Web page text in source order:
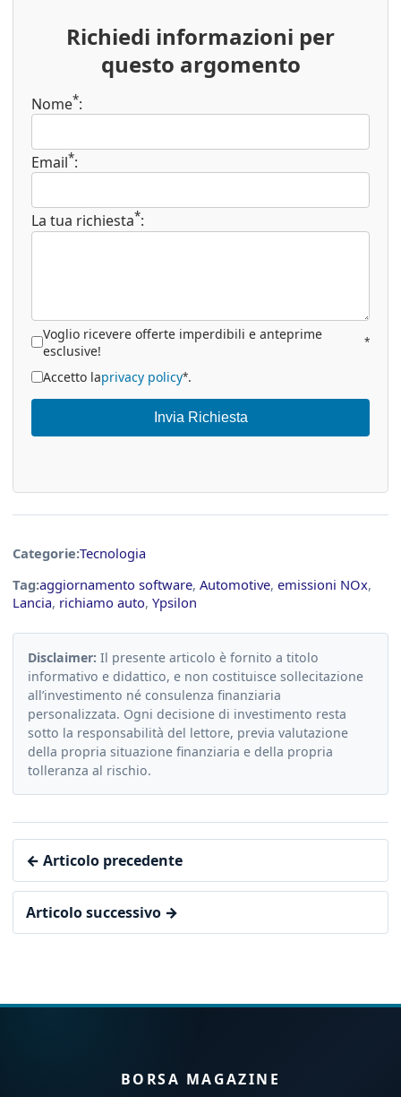
Richiedi informazioni per
questo argomento
Nome*:
Email*:
La tua richiesta*:
Voglio ricevere offerte imperdibili e anteprime
esclusive!
*
Accetto laprivacy policy*.
Invia Richiesta
Categorie:Tecnologia
Tag:aggiornamento software, Automotive, emissioni NOx,
Lancia, richiamo auto, Ypsilon
Disclaimer: Il presente articolo è fornito a titolo
informativo e didattico, e non costituisce sollecitazione
all’investimento né consulenza finanziaria
personalizzata. Ogni decisione di investimento resta
sotto la responsabilità del lettore, previa valutazione
della propria situazione finanziaria e della propria
tolleranza al rischio.
← Articolo precedente
Articolo successivo →
BORSA MAGAZINE